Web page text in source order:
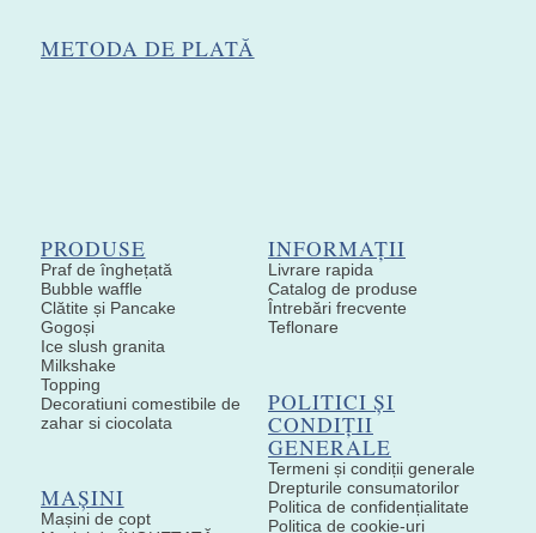
METODA DE PLATĂ
PRODUSE
Praf de înghețată
Bubble waffle
Clătite și Pancake
Gogoși
Ice slush granita
Milkshake
Topping
Decoratiuni comestibile de
zahar si ciocolata
MAȘINI
Mașini de copt
INFORMAȚII
Livrare rapida
Catalog de produse
Întrebări frecvente
Teflonare
POLITICI ȘI
CONDIȚII
GENERALE
Termeni și condiții generale
Drepturile consumatorilor
Politica de confidențialitate
Politica de cookie-uri